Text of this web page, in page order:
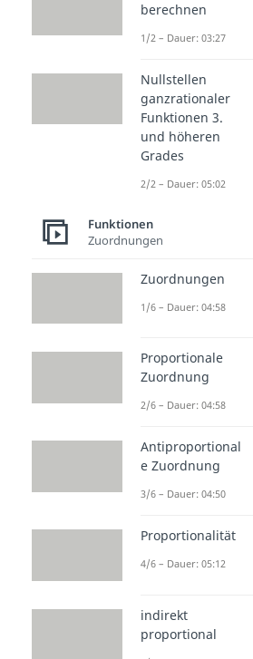
aufstellen
Willst du eine
aufstellen,
Szenarien.
in den
gegeben sind.
Punkte
Punkt
bestimmen
Punkt
Schauen wir
Studyflix
einem
berechnen
1/2 – Dauer: 03:27
Nullstellen
ganzrationaler
Funktionen 3.
und höheren
Grades
2/2 – Dauer: 05:02
Funktionen
Zuordnungen
Zuordnungen
1/6 – Dauer: 04:58
Proportionale
Zuordnung
2/6 – Dauer: 04:58
Antiproportional
e Zuordnung
3/6 – Dauer: 04:50
Proportionalität
4/6 – Dauer: 05:12
indirekt
proportional